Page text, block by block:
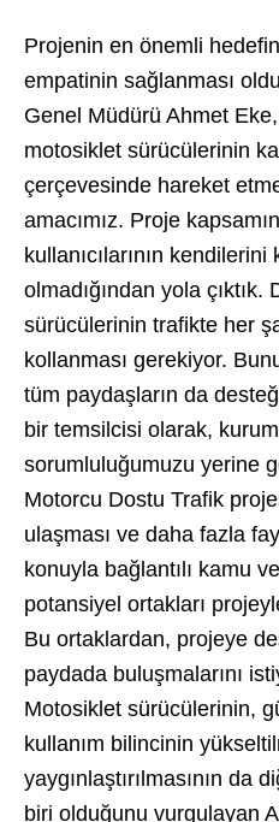
Projenin en önemli
empatinin sağlanması
Genel Müdürü Ahmet
motosiklet sürücülerinin
çerçevesinde hareket
amacımız. Proje
kullanıcılarının
olmadığından yola çıktık.
sürücülerinin trafikte her
kollanması gerekiyor.
tüm paydaşların da
bir temsilcisi olarak,
sorumluluğumuzu yerine
Motorcu Dostu Trafik
ulaşması ve daha fazla
konuyla bağlantılı kamu
potansiyel ortakları
Bu ortaklardan, projeye
paydada buluşmalarını
Motosiklet sürücülerinin,
kullanım bilincinin
yaygınlaştırılmasının da
biri olduğunu vurgulayan